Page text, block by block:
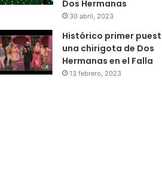
Dos Hermanas
30 abril, 2023
Histórico primer
una chirigota de Dos
Hermanas en el Falla
13 febrero, 2023